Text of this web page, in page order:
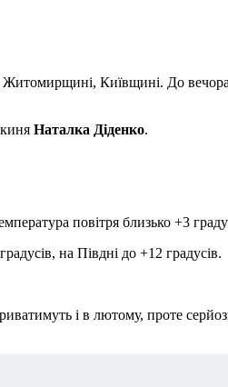
Житомирщині, Київщині. До
Наталка Діденко.
повітря близько +3
на Півдні до +12 градусів.
і в лютому, проте